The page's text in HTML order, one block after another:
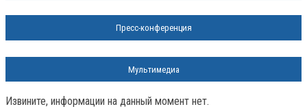
Пресс-конференция
Мультимедиа
Извините, информации на данный момент нет.